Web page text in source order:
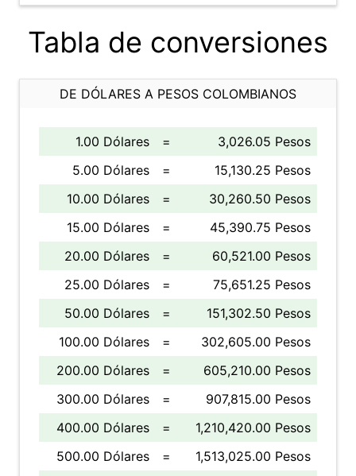
Tabla de conversiones
DE DÓLARES A PESOS COLOMBIANOS
1.00 Dólares =
3,026.05 Pesos
5.00 Dólares
=
15,130.25 Pesos
10.00 Dólares
=
30,260.50 Pesos
15.00 Dólares
=
45,390.75 Pesos
20.00 Dólares
=
60,521.00 Pesos
25.00 Dólares
=
75,651.25 Pesos
50.00 Dólares
=
151,302.50 Pesos
100.00 Dólares
=
302,605.00 Pesos
200.00 Dólares
=
605,210.00 Pesos
300.00 Dólares
=
907,815.00 Pesos
400.00 Dólares
=
1,210,420.00 Pesos
500.00 Dólares
=
1,513,025.00 Pesos